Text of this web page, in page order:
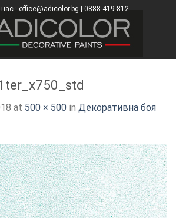
нас : office@adicolor.bg | 0888 419 812
at 500 × 500 in Декоративна боя